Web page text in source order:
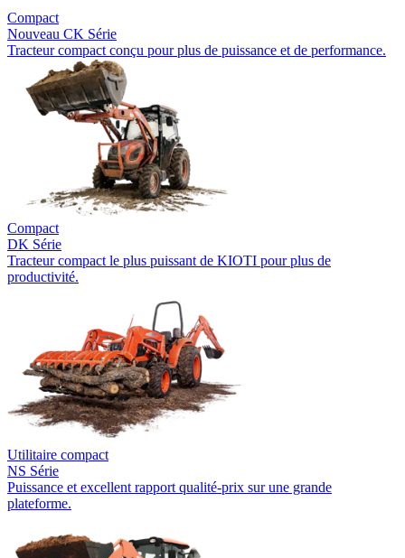
Compact
Nouveau CK Série
Tracteur compact conçu pour plus de puissance et de performance.
Compact
DK Série
Tracteur compact le plus puissant de KIOTI pour plus de
productivité.
Utilitaire compact
NS Série
Puissance et excellent rapport qualité-prix sur une grande
plateforme.